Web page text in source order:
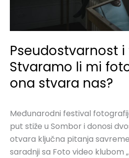
Pseudostvarnost
Stvaramo li mi
ona stvara nas?
Međunarodni festival
put stiže u Sombor i donosi
otvara ključna pitanja
saradnji sa Foto video klubom